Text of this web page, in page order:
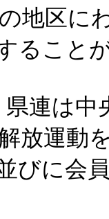
地区に
がで
は中央
放運動
の活